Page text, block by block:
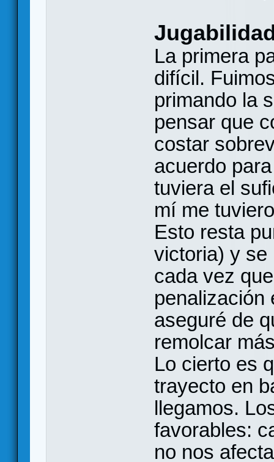
La primera
difícil.
primando la
pensar que
costar
acuerdo
tuviera el
mí me
Esto resta
victoria) y se
cada vez
penalización
aseguré de
remolcar
Lo cierto es
trayecto en
llegamos.
favorables:
no nos